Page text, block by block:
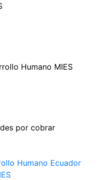
Humano Ecuador